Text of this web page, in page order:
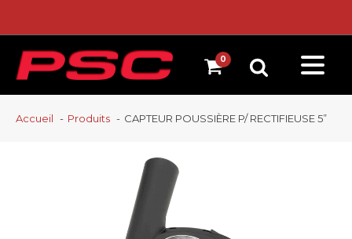
Accueil Produits CAPTEUR POUSSIÈRE P/ RECTIFIEUSE 5”